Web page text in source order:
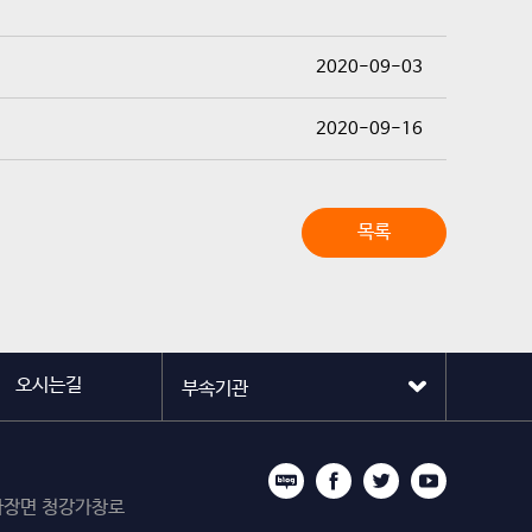
2020-09-03
2020-09-16
목록
오시는길
면 청강가창로